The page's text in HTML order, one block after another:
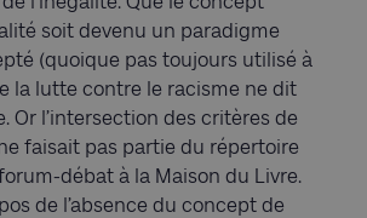
soit devenu un paradigme
(quoique pas toujours utilisé à
la lutte contre le racisme ne dit
Or l’intersection des critères de
faisait pas partie du répertoire
débat à la Maison du Livre.
de l’absence du concept de